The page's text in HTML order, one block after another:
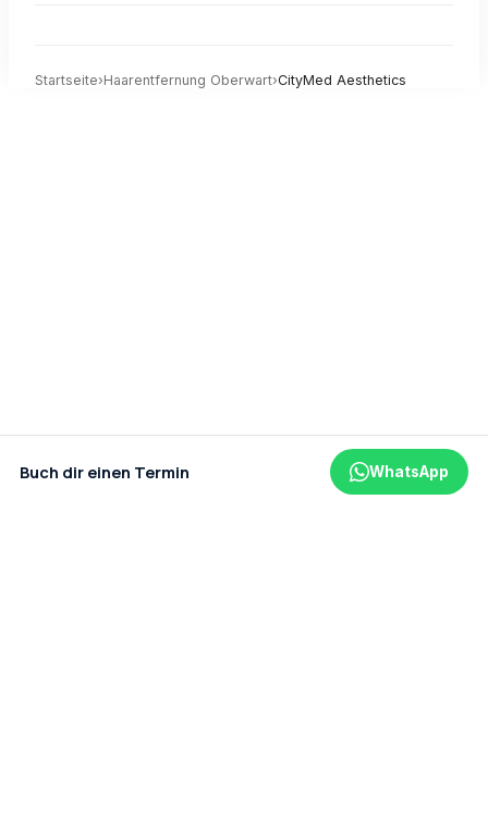
Startseite›Haarentfernung Oberwart›CityMed Aesthetics
Buch dir einen Termin WhatsApp